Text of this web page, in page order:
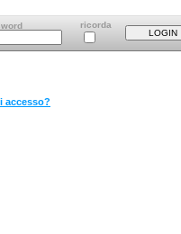
ricorda
accesso?